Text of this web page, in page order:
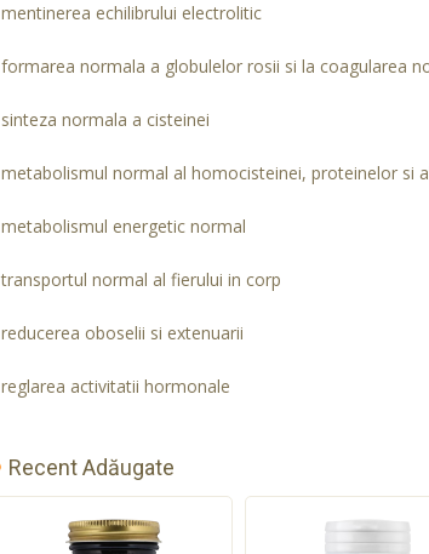
mentinerea echilibrului electrolitic
formarea normala a globulelor rosii si la coagularea
sinteza normala a cisteinei
metabolismul normal al homocisteinei, proteinelor si
metabolismul energetic normal
transportul normal al fierului in corp
reducerea oboselii si extenuarii
reglarea activitatii hormonale
Recent Adăugate